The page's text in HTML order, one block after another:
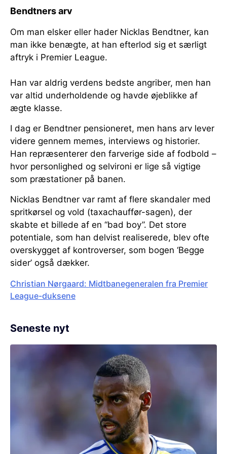
Bendtners arv
Om man elsker eller hader Nicklas Bendtner, kan
man ikke benægte, at han efterlod sig et særligt
aftryk i Premier League.
Han var aldrig verdens bedste angriber, men han
var altid underholdende og havde øjeblikke af
ægte klasse.
I dag er Bendtner pensioneret, men hans arv lever
videre gennem memes, interviews og historier.
Han repræsenterer den farverige side af fodbold –
hvor personlighed og selvironi er lige så vigtige
som præstationer på banen.
Nicklas Bendtner var ramt af flere skandaler med
spritkørsel og vold (taxachauffør-sagen), der
skabte et billede af en “bad boy”. Det store
potentiale, som han delvist realiserede, blev ofte
overskygget af kontroverser, som bogen ‘Begge
sider’ også dækker.
Christian Nørgaard: Midtbanegeneralen fra Premier
League-duksene
Seneste nyt